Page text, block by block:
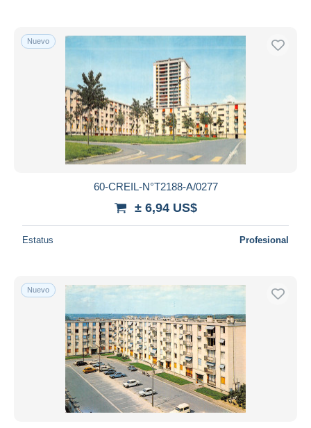
Nuevo
60-CREIL-N°T2188-A/0277
± 6,94 US$
Estatus Profesional
Nuevo